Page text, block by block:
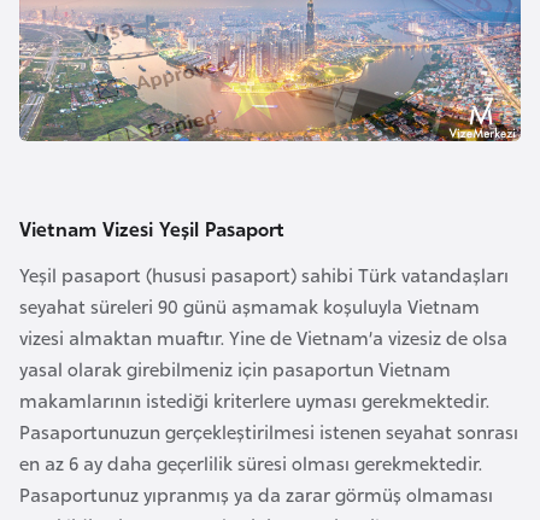
Vietnam Vizesi Yeşil Pasaport
Yeşil pasaport (hususi pasaport) sahibi Türk vatandaşları
seyahat süreleri 90 günü aşmamak koşuluyla Vietnam
vizesi almaktan muaftır. Yine de Vietnam’a vizesiz de olsa
yasal olarak girebilmeniz için pasaportun Vietnam
makamlarının istediği kriterlere uyması gerekmektedir.
Pasaportunuzun gerçekleştirilmesi istenen seyahat sonrası
en az 6 ay daha geçerlilik süresi olması gerekmektedir.
Pasaportunuz yıpranmış ya da zarar görmüş olmaması
t
i
y
o
p
F
i
l
d
i
ş
S